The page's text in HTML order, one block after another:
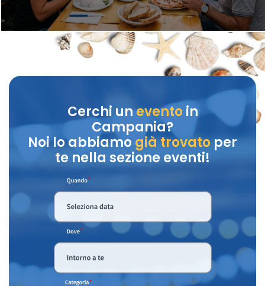
Cerchi unevento in
Campania?
Noi lo abbiamo già trovatoper
te nella sezione eventi!